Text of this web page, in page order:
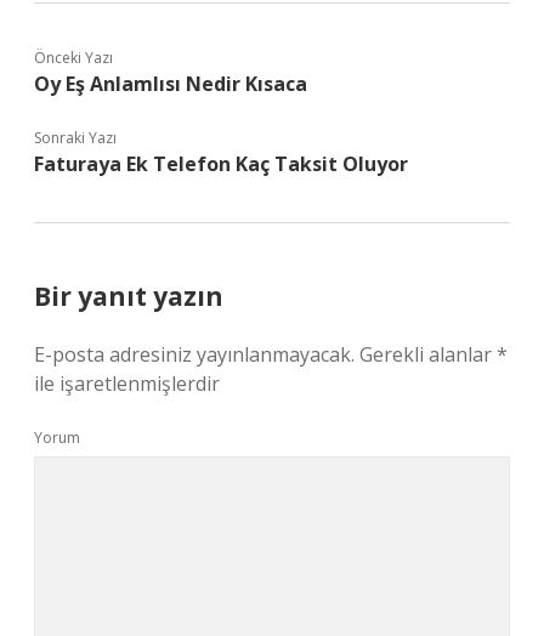
Önceki Yazı
Oy Eş Anlamlısı Nedir Kısaca
Sonraki Yazı
Faturaya Ek Telefon Kaç Taksit Oluyor
Bir yanıt yazın
E-posta adresiniz yayınlanmayacak. Gerekli alanlar*
ile işaretlenmişlerdir
Yorum